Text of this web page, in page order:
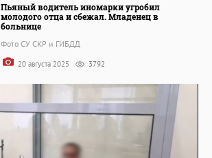
Пьяный водитель иномарки угробил
молодого отца и сбежал. Младенец в
больнице
Фото СУ СКР и ГИБДД
20 августа 2025 3792